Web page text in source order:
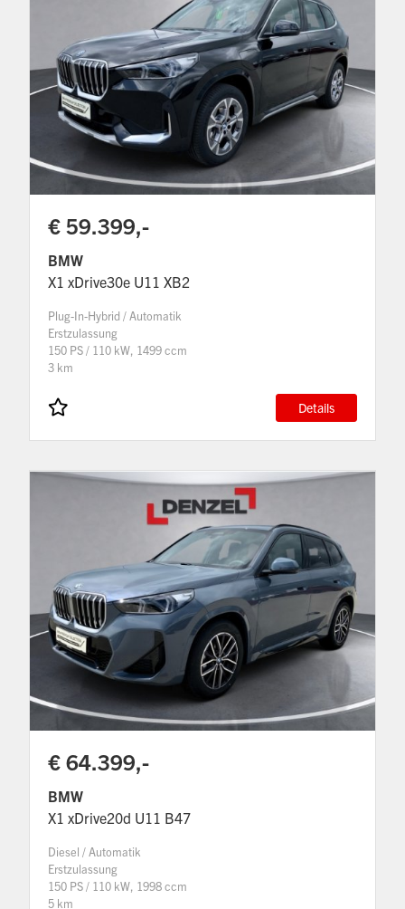
€ 59.399,-
BMW
X1 xDrive30e U11 XB2
Plug-In-Hybrid / Automatik
Erstzulassung
150 PS / 110 kW, 1499 ccm
3 km
Details
€ 64.399,-
BMW
X1 xDrive20d U11 B47
Diesel / Automatik
Erstzulassung
150 PS / 110 kW, 1998 ccm
5 km